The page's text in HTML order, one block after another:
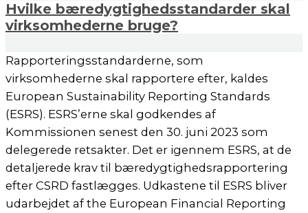
Hvilke bæredygtighedsstandarder skal
virksomhederne bruge?
Rapporteringsstandarderne, som
virksomhederne skal rapportere efter, kaldes
European Sustainability Reporting Standards
(ESRS). ESRS’erne skal godkendes af
Kommissionen senest den 30. juni 2023 som
delegerede retsakter. Det er igennem ESRS, at de
detaljerede krav til bæredygtighedsrapportering
efter CSRD fastlægges. Udkastene til ESRS bliver
udarbejdet af the European Financial Reporting